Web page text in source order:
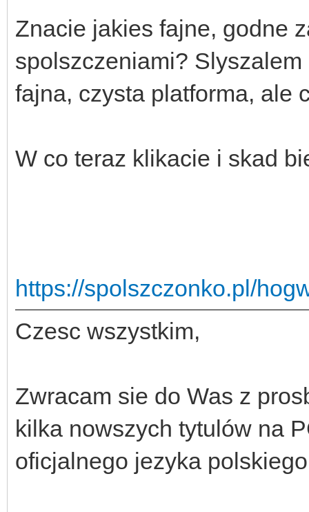
Znacie jakies fajne, godne
spolszczeniami?
fajna, czysta platforma, ale
W co teraz klikacie i skad
https://spolszczonko.pl/
Czesc wszystkim,
Zwracam sie do Was z
kilka nowszych tytulów na
oficjalnego jezyka